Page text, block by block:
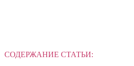
СОДЕРЖАНИЕ СТАТЬИ: